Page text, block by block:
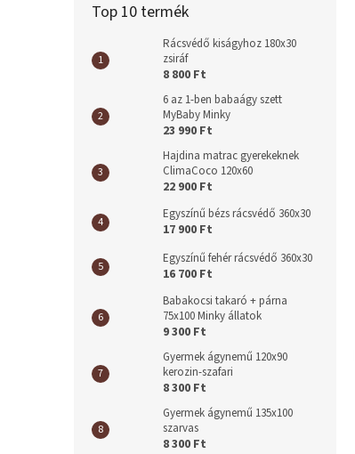
Top 10 termék
Rácsvédő kiságyhoz 180x30
zsiráf
8 800 Ft
6 az 1-ben babaágy szett
MyBaby Minky
23 990 Ft
Hajdina matrac gyerekeknek
ClimaCoco 120x60
22 900 Ft
Egyszínű bézs rácsvédő 360x30
17 900 Ft
Egyszínű fehér rácsvédő 360x30
16 700 Ft
Babakocsi takaró + párna
75x100 Minky állatok
9 300 Ft
Gyermek ágynemű 120x90
kerozin-szafari
8 300 Ft
Gyermek ágynemű 135x100
szarvas
8 300 Ft